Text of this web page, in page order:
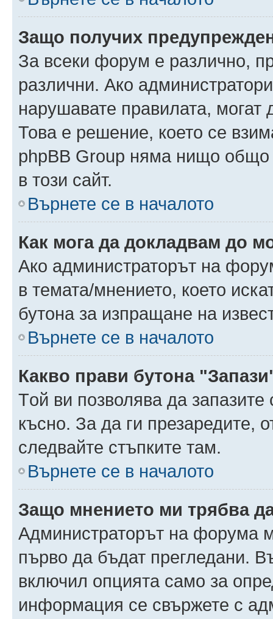
Защо получих
За всеки форум е различно,
различни. Ако
нарушавате правилата,
Това е решение, което се
phpBB Group няма нищо общо
в този сайт.
Върнете се в началото
Как мога да докладвам до
Ако администраторът на
в темата/мнението, което
бутона за изпращане на
Върнете се в началото
Какво прави бутона
Tой ви позволява да
късно. За да ги презаредите,
следвайте стъпките там.
Върнете се в началото
Защо мнението ми трябва
Администраторът на форума
първо да бъдат прегледани.
включил опцията само за
информация се свържете с